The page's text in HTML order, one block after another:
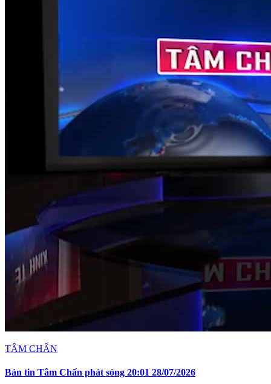
TÂM CHẤN
Bản tin Tâm Chấn phát sóng 20:01 28/07/2026